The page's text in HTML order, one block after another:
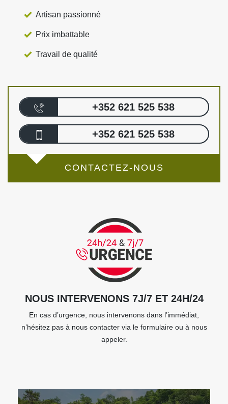
Artisan passionné
Prix imbattable
Travail de qualité
+352 621 525 538
+352 621 525 538
CONTACTEZ-NOUS
NOUS INTERVENONS 7J/7 ET 24H/24
En cas d’urgence, nous intervenons dans l’immédiat,
n’hésitez pas à nous contacter via le formulaire ou à nous
appeler.